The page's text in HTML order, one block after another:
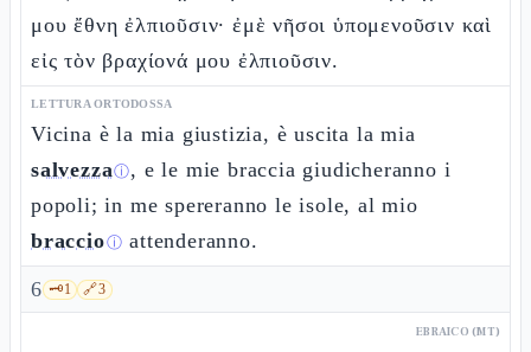
μου ἔθνη ἐλπιοῦσιν· ἐμὲ νῆσοι ὑπομενοῦσιν καὶ
εἰς τὸν βραχίονά μου ἐλπιοῦσιν.
LETTURA ORTODOSSA
Vicina è la mia giustizia, è uscita la mia
salvezzaⓘ, e le mie braccia giudicheranno i
popoli; in me spereranno le isole, al mio
braccioⓘ attenderanno.
6 🗝️1 🔗3
EBRAICO (MT)